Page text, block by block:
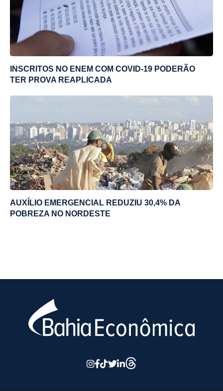
INSCRITOS NO ENEM COM COVID-19 PODERÃO
TER PROVA REAPLICADA
AUXÍLIO EMERGENCIAL REDUZIU 30,4% DA
POBREZA NO NORDESTE